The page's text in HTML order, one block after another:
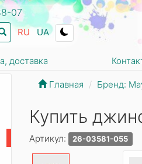
07
RU UA
доставка
Главная Бренд:
Купить
Артикул: 26-03581-055